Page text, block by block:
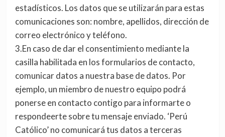
estadísticos. Los datos que se utilizarán para estas
comunicaciones son: nombre, apellidos, dirección de
correo electrónico y teléfono.
3.En caso de dar el consentimiento mediante la
casilla habilitada en los formularios de contacto,
comunicar datos a nuestra base de datos. Por
ejemplo, un miembro de nuestro equipo podrá
ponerse en contacto contigo para informarte o
respondeerte sobre tu mensaje enviado. ‘Perú
Católico’ no comunicará tus datos a terceras